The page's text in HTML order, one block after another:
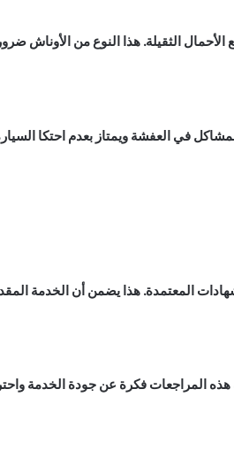
الثقيلة. هذا النوع من الأوناش
في العفشة ويمتاز بعدم احتكا السيارة
المعتمدة. هذا يضمن أن الخدمة
المراجعات فكرة عن جودة الخدمة